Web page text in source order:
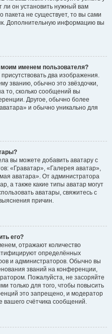
он установить нужный вам
пакета не существует, то вы сами
Дополнительную информацию вы
именем пользователя?
два изображения.
званию, обычно это звёздочки,
то, сколько сообщений вы
Другое, обычно более
и обычно уникально для
вы можете добавить аватару с
«Граватар», «Галерея аватар»,
аватара». От администратора
а также какие типы аватар могут
аватары, свяжитесь с
причин.
его?
отражают количество
определённых
и администраторов. Обычно вы
званий на конференции,
Пожалуйста, не засоряйте
только для того, чтобы повысить
это запрещено, и модератор
вашего счётчика сообщений.